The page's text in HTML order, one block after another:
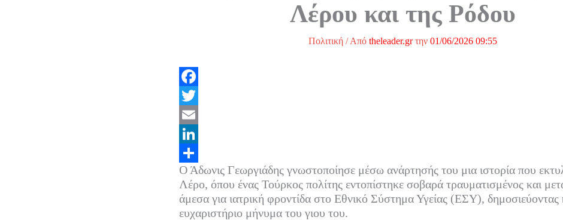
Λέρου και της Ρόδου
Πολιτική/ Από theleader.grτην 01/06/2026 09:55
F
a
c
b
o
o
T
w
t
t
e
E
m
a
i
l
L
i
n
k
Μ
ο
ι
Ο Άδωνις Γεωργιάδης γνωστοποίησε μέσω ανάρτησής του μια ιστορία που
Λέρο, όπου ένας Τούρκος πολίτης εντοπίστηκε σοβαρά τραυματισμένος και
άμεσα για ιατρική φροντίδα στο Εθνικό Σύστημα Υγείας (ΕΣΥ), δημοσιεύοντας
ευχαριστήριο μήνυμα του γιου του.